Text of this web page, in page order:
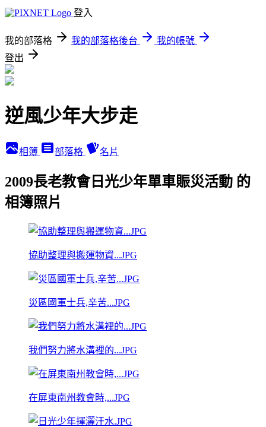
登入
我的部落格 我的部落格後台
我的帳號
登出
逆風少年大步走
相簿 部落格 名片
2009長老教會日光少年單車賑災活動 的
相簿照片
協助整理與搬運物資...JPG
災區國軍士兵,辛苦...JPG
我們努力將水溝裡的...JPG
在屏東南州教會時,...JPG